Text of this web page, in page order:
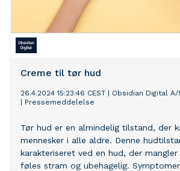
Creme til tør hud
26.4.2024 15:23:46 CEST
Obsidian Digital A/
Pressemeddelelse
Tør hud er en almindelig tilstand, der
mennesker i alle aldre. Denne
karakteriseret ved en hud, der
føles stram og ubehagelig.